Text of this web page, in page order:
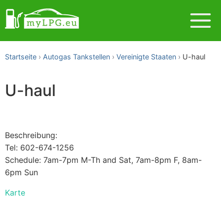
Startseite Autogas Tankstellen Vereinigte Staaten U-haul
U-haul
Beschreibung:
Tel: 602-674-1256
Schedule: 7am-7pm M-Th and Sat, 7am-8pm F, 8am-
6pm Sun
Karte